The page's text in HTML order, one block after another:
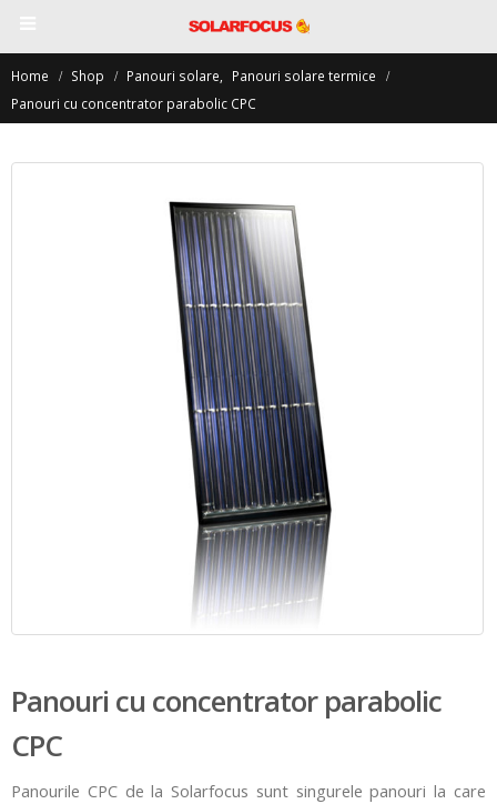
Home Shop Panouri solare
Panouri solare termice
Panouri cu concentrator parabolic CPC
Panouri cu concentrator parabolic
CPC
Panourile CPC de la Solarfocus sunt singurele panouri la care